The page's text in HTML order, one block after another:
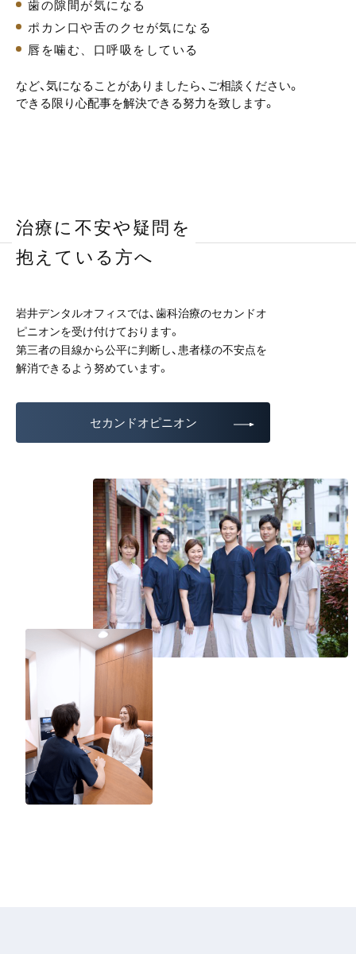
歯の隙間が気になる
ポカン口や舌のクセが気になる
唇を噛む、口呼吸をしている
など、気になることがありましたら、ご相談ください。
できる限り心配事を解決できる努力を致します。
治療に不安や疑問を
抱えている方へ
岩井デンタルオフィスでは、歯科治療のセカンドオ
ピニオンを受け付けております。
第三者の目線から公平に判断し、患者様の不安点を
解消できるよう努めています。
セカンドオピニオン